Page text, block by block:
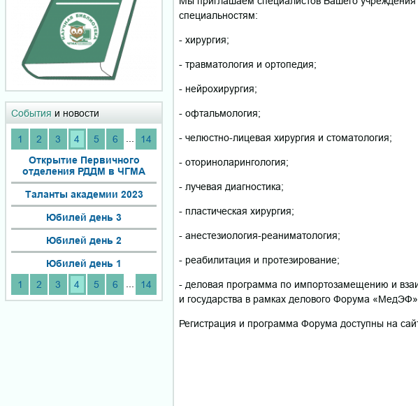
События и новости
1 2 3 4 5 6 ...
14
Открытие Первичного
отделения РДДМ в ЧГМА
Таланты академии 2023
Юбилей день 3
Юбилей день 2
Юбилей день 1
1
2 3 4 5 6 ... 14
специальностям:
- хирургия;
- травматология и ортопедия;
- нейрохирургия;
- офтальмология;
- челюстно-лицевая хирургия и стоматология;
- оториноларингология;
- лучевая диагностика;
- пластическая хирургия;
- анестезиология-реаниматология;
- реабилитация и протезирование;
- деловая программа по импортозамещению и
и государства в рамках делового Форума «МедЭФ».
Регистрация и программа Форума доступны на